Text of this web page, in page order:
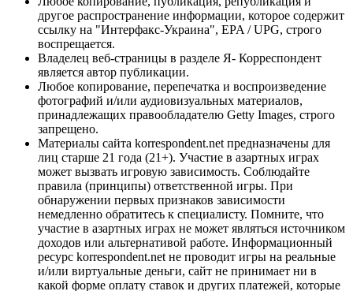
другое распространение информации, которое содержит
ссылку на "Интерфакс-Украина", EPA / UPG, строго
воспрещается.
Владелец веб-страницы в разделе Я- Корреспондент
является автор публикации.
Любое копирование, перепечатка и воспроизведение
фотографий и/или аудиовизуальных материалов,
принадлежащих правообладателю Getty Images, строго
запрещено.
Материалы сайта korrespondent.net предназначены для
лиц старше 21 года (21+). Участие в азартных играх
может вызвать игровую зависимость. Соблюдайте
правила (принципы) ответственной игры. При
обнаружении первых признаков зависимости
немедленно обратитесь к специалисту. Помните, что
участие в азартных играх не может являться источником
доходов или альтернативой работе. Информационный
ресурс korrespondent.net не проводит игры на реальные
и/или виртуальные деньги, сайт не принимает ни в
какой форме оплату ставок и других платежей, которые